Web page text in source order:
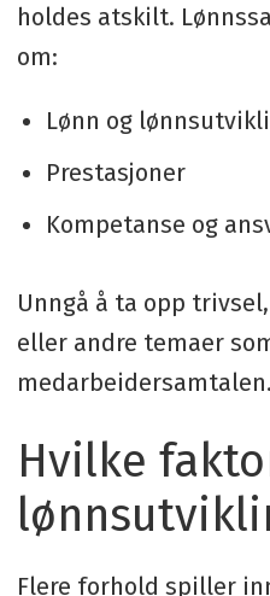
holdes atskilt.
om:
Lønn og
Prestasjoner
Kompetanse og
Unngå å ta opp
eller andre temaer
medarbeidersamtalen.
Hvilke
Flere forhold spiller